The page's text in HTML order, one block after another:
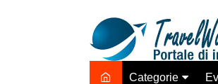
Categorie